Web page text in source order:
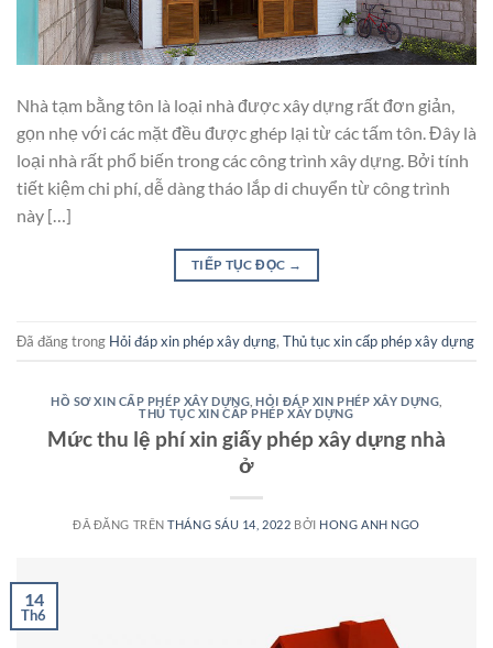
Nhà tạm bằng tôn là loại nhà được xây dựng rất đơn giản,
gọn nhẹ với các mặt đều được ghép lại từ các tấm tôn. Đây là
loại nhà rất phổ biến trong các công trình xây dựng. Bởi tính
tiết kiệm chi phí, dễ dàng tháo lắp di chuyển từ công trình
này […]
TIẾP TỤC ĐỌC →
Đã đăng trong Hỏi đáp xin phép xây dựng, Thủ tục xin cấp phép xây dựng
HỒ SƠ XIN CẤP PHÉP XÂY DỰNG ,HỎI ĐÁP XIN PHÉP XÂY DỰNG
THỦ TỤC XIN CẤP PHÉP XÂY DỰNG
Mức thu lệ phí xin giấy phép xây dựng nhà
ở
ĐÃ ĐĂNG TRÊNTHÁNG SÁU 14, 2022 BỞI HONG ANH NGO
14
Th6